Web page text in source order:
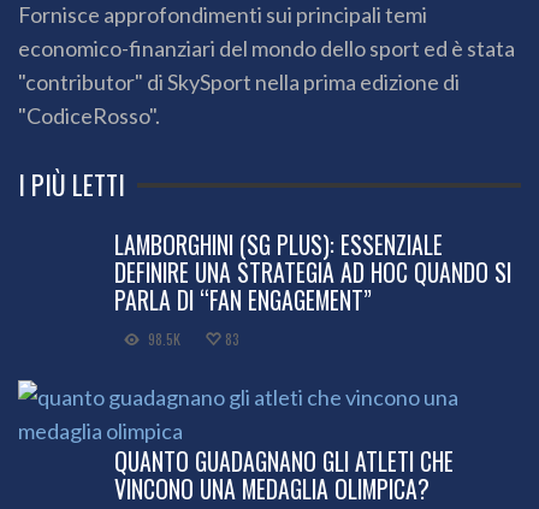
Fornisce approfondimenti sui principali temi
economico-finanziari del mondo dello sport ed è stata
"contributor" di SkySport nella prima edizione di
"CodiceRosso".
I PIÙ LETTI
LAMBORGHINI (SG PLUS): ESSENZIALE
DEFINIRE UNA STRATEGIA AD HOC QUANDO SI
PARLA DI “FAN ENGAGEMENT”
98.5K 83
QUANTO GUADAGNANO GLI ATLETI CHE
VINCONO UNA MEDAGLIA OLIMPICA?